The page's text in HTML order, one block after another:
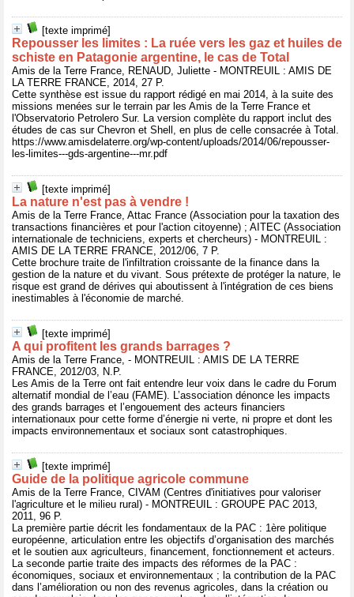
[texte imprimé]
Repousser les limites : La ruée vers les gaz et huiles de
schiste en Patagonie argentine, le cas de Total
Amis de la Terre France, RENAUD, Juliette - MONTREUIL : AMIS DE
LA TERRE FRANCE, 2014, 27 P.
Cette synthèse est issue du rapport rédigé en mai 2014, à la suite des
missions menées sur le terrain par les Amis de la Terre France et
l'Observatorio Petrolero Sur. La version complète du rapport inclut des
études de cas sur Chevron et Shell, en plus de celle consacrée à Total.
https://www.amisdelaterre.org/wp-content/uploads/2014/06/repousser-
les-limites---gds-argentine---mr.pdf
[texte imprimé]
La nature n'est pas à vendre !
Amis de la Terre France, Attac France (Association pour la taxation des
transactions financières et pour l'action citoyenne) ; AITEC (Association
internationale de techniciens, experts et chercheurs) - MONTREUIL :
AMIS DE LA TERRE FRANCE, 2012/06, 7 P.
Cette brochure traite de l'infiltration croissante de la finance dans la
gestion de la nature et du vivant. Sous prétexte de protéger la nature, le
risque est grand de dérives qui aboutissent à l'intégration de ces biens
inestimables à l'économie de marché.
[texte imprimé]
A qui profitent les grands barrages ?
Amis de la Terre France, - MONTREUIL : AMIS DE LA TERRE
FRANCE, 2012/03, N.P.
Les Amis de la Terre ont fait entendre leur voix dans le cadre du Forum
alternatif mondial de l’eau (FAME). L’association dénonce les impacts
des grands barrages et l’engouement des acteurs financiers
internationaux pour cette forme d’énergie ni verte, ni propre et dont les
impacts environnementaux et sociaux sont catastrophiques.
[texte imprimé]
Guide de la politique agricole commune
Amis de la Terre France, CIVAM (Centres d'initiatives pour valoriser
l'agriculture et le milieu rural) - MONTREUIL : GROUPE PAC 2013,
2011, 96 P.
La première partie décrit les fondamentaux de la PAC : 1ère politique
européenne, articulation entre les objectifs d’organisation des marchés
et le soutien aux agriculteurs, financement, fonctionnement et acteurs.
La seconde partie traite des impacts des réformes de la PAC :
économiques, sociaux et environnementaux ; la contribution de la PAC
dans l’amélioration ou non des revenus agricoles, dans la création ou